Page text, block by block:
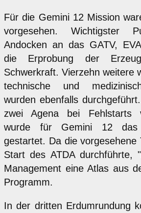
Für die Gemini 12 Mission
vorgesehen. Wichtigster
Andocken an das GATV,
die Erprobung der
Schwerkraft. Vierzehn weitere
technische und
wurden ebenfalls
zwei Agena bei Fehlstarts
wurde für Gemini 12 das
gestartet. Da die vorgesehene
Start des ATDA durchführte,
Management eine Atlas aus
Programm.
In der dritten Erdumrundung